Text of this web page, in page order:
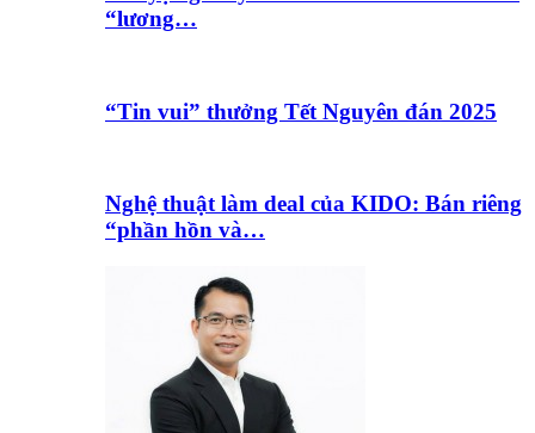
“lương…
“Tin vui” thưởng Tết Nguyên đán 2025
Nghệ thuật làm deal của KIDO: Bán riêng
“phần hồn và…